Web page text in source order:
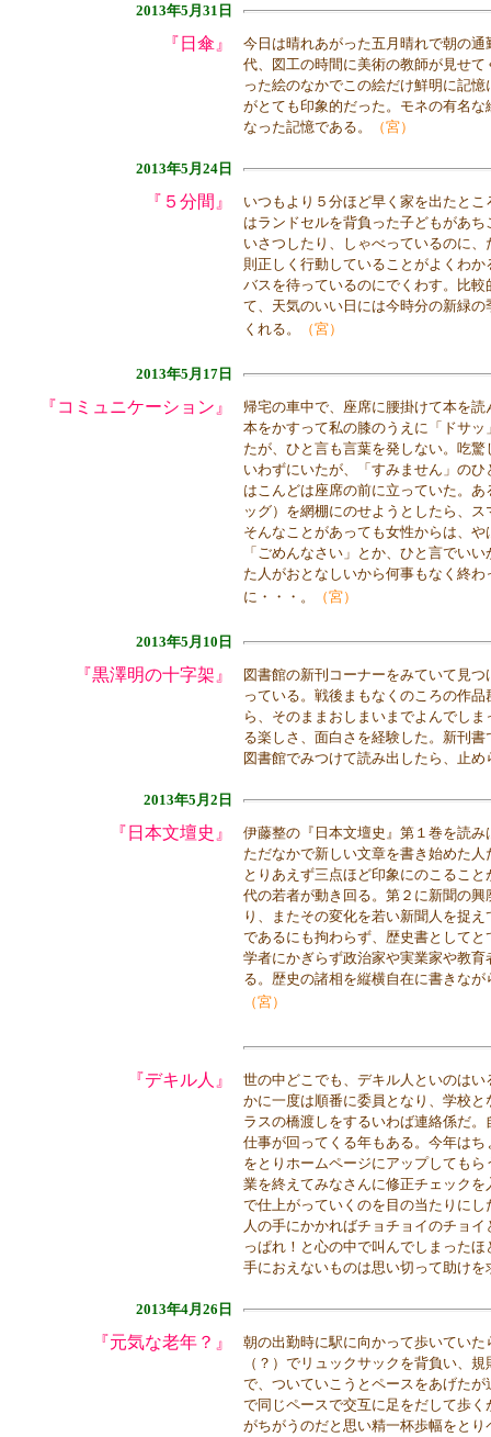
2013年5月31日
『日傘』
今日は晴れあがった五月晴れで朝の
代、図工の時間に美術の教師が見せ
った絵のなかでこの絵だけ鮮明に記
がとても印象的だった。モネの有名
なった記憶である。
（宮）
2013年5月24日
『５分間』
いつもより５分ほど早く家を出たと
はランドセルを背負った子どもがあ
いさつしたり、しゃべっているのに
則正しく行動していることがよくわ
バスを待っているのにでくわす。比
て、天気のいい日には今時分の新緑
くれる。
（宮）
2013年5月17日
『コミュニケーション』
帰宅の車中で、座席に腰掛けて本を
本をかすって私の膝のうえに「ドサ
たが、ひと言も言葉を発しない。吃
いわずにいたが、「すみません」の
はこんどは座席の前に立っていた。
ッグ）を網棚にのせようとしたら、
そんなことがあっても女性からは、
「ごめんなさい」とか、ひと言でい
た人がおとなしいから何事もなく終
に・・・。
（宮）
2013年5月10日
『黒澤明の十字架』
図書館の新刊コーナーをみていて見
っている。戦後まもなくのころの作
ら、そのままおしまいまでよんでし
る楽しさ、面白さを経験した。新刊
図書館でみつけて読み出したら、止
2013年5月2日
『日本文壇史』
伊藤整の『日本文壇史』第１巻を読
ただなかで新しい文章を書き始めた
とりあえず三点ほど印象にのこるこ
代の若者が動き回る。第２に新聞の
り、またその変化を若い新聞人を捉
であるにも拘わらず、歴史書として
学者にかぎらず政治家や実業家や教
る。歴史の諸相を縦横自在に書きな
（宮）
『デキル人』
世の中どこでも、デキル人といのは
かに一度は順番に委員となり、学校
ラスの橋渡しをするいわば連絡係だ
仕事が回ってくる年もある。今年は
をとりホームページにアップしても
業を終えてみなさんに修正チェック
で仕上がっていくのを目の当たりに
人の手にかかればチョチョイのチョ
っぱれ！と心の中で叫んでしまった
手におえないものは思い切って助け
2013年4月26日
『元気な老年？』
朝の出勤時に駅に向かって歩いてい
（？）でリュックサックを背負い、
で、ついていこうとペースをあげた
で同じペースで交互に足をだして歩
がちがうのだと思い精一杯歩幅をと